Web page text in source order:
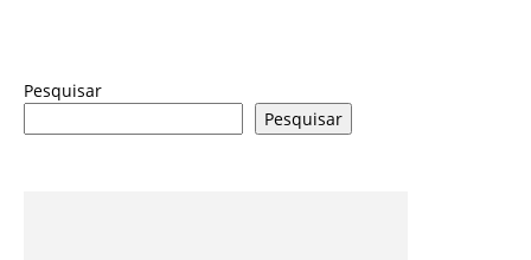
Pesquisar
Pesquisar